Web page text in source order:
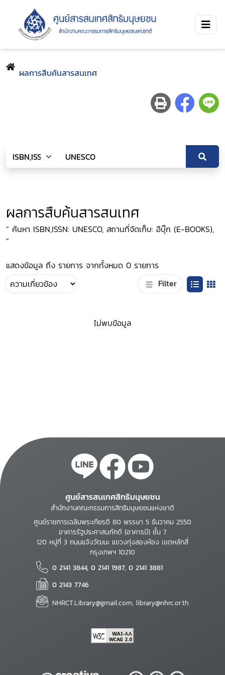
ผลการสืบค้นสารสนเทศ
ผลการสืบค้นสารสนเทศ
“ ค้นหา ISBN,ISSN: UNESCO, สถานที่จัดเก็บ: อีบุ๊ก (E-BOOKS),
”
แสดงข้อมูล ถึง รายการ จากทั้งหมด 0 รายการ
Filter
ไม่พบข้อมูล
ศูนย์สารสนเทศสิทธิมนุษยชน
สำนักงานคณะกรรมการสิทธิมนุษยชนแห่งชาติ
ศูนย์ราชการเฉลิมพระเกียรติ 80 พรรษา 5 ธันวาคม 2550
อาคารรัฐประศาสนภักดี (อาคารบี) ชั้น 7
120 หมู่ที่ 3 ถนนแจ้งวัฒนะ แขวงทุ่งสองห้อง เขตหลักสี่
กรุงเทพฯ 10210
0 2141 3844, 0 2141 1987, 0 2141 3881
0 2143 7746
NHRCT.Library@gmail.com; library@nhrc.or.th